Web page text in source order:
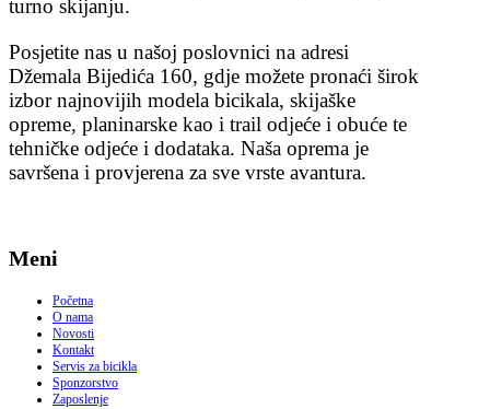
turno skijanju.
Posjetite nas u našoj poslovnici na adresi
Džemala Bijedića 160, gdje možete pronaći širok
izbor najnovijih modela bicikala, skijaške
opreme, planinarske kao i trail odjeće i obuće te
tehničke odjeće i dodataka. Naša oprema je
savršena i provjerena za sve vrste avantura.
Meni
Početna
O nama
Novosti
Kontakt
Servis za bicikla
Sponzorstvo
Zaposlenje